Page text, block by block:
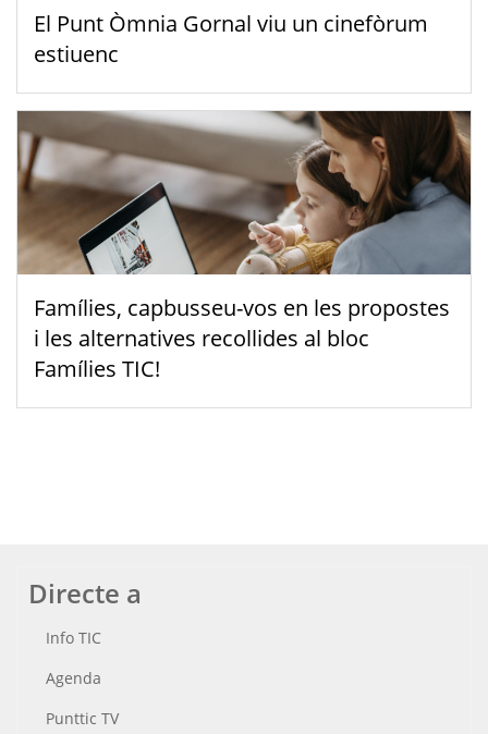
El Punt Òmnia Gornal viu un cinefòrum
estiuenc
Famílies, capbusseu-vos en les propostes
i les alternatives recollides al bloc
Famílies TIC!
Directe a
Info TIC
Agenda
Punttic TV